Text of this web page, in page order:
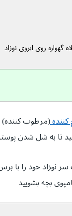
گهواره روی ابروی نوزاد
کننده (مرطوب
به شل شدن پوسته‌ها کمک
نوزاد خود را با
بچه بشویید